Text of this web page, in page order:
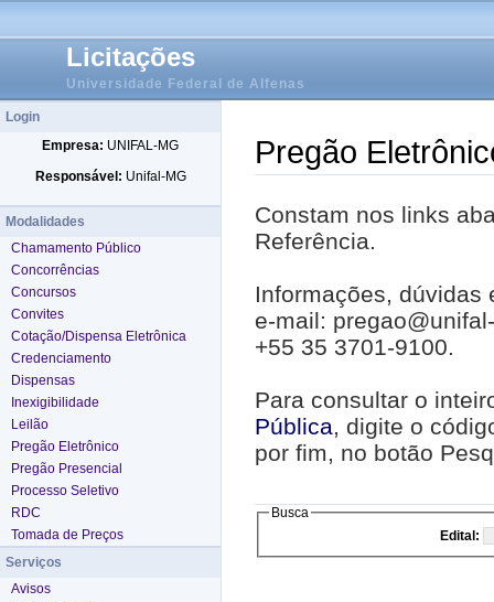
Licitações
Universidade Federal de Alfenas
Login
Empresa: UNIFAL-MG
Responsável: Unifal-MG
Modalidades
Chamamento Público
Concorrências
Concursos
Convites
Cotação/Dispensa Eletrônica
Credenciamento
Dispensas
Inexigibilidade
Leilão
Pregão Eletrônico
Pregão Presencial
Processo Seletivo
RDC
Tomada de Preços
Serviços
Avisos
Pregão
Constam nos links
Referência.
Informações, dúvidas
e-mail:
+55 35 3701-9100.
Para consultar o
Pública, digite o
por fim, no botão
Busca
Edital: